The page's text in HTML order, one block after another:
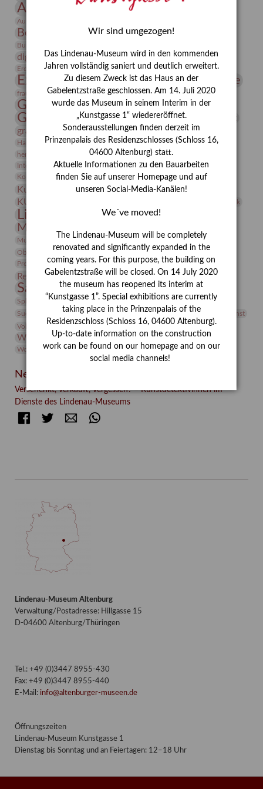
Ausstellung
Ausstellung "Berliner Blätter"
Ausstellung „Vier Winde“
Bernhard August von Lindenau
Burg Posterstein
digitallabor Entartete Kunst
Enteignung
Erdmann Julius Dietrich
Erlebnisportal estrusker Exlibris
Expressionismus Festrede Florenz Fotografie
frauen Frauen in der Antike und heute
Gerhard-Altenbourg-Preis
Gerhard Altenbourg
Gerhard Kurt Müller
grafische sammlung griechische Mythologie
Hanns-Conon von der Gabelentz Heinrich Kirchhoff Heldinnen
herman de vries Humboldt
Insekten
Integriertes Schädlingsmanagement
Italien Jahresempfang
Jubiläum
Kolosseum
Kooperationsausstellung Korkmodelle Kunst
Kunstmuseum Kunstvermittlung Kunst von Kühl
KUNSTWAND Lehmbruck
Lindenau-Museum Marstall
Museumsgeschichte
Museumspädagogik Mäzen Napoleon Natur
Neue Remise
Objekt im Fokus
Paul Klee Peter Schnürpel Phelloplastik
Pohlhof
Provenienz
Provenienzforschung
Restaurierung Restitution Rudi Lesser Ruth Wolf-Rehfeld
Sammlung Samstagszeichner Skulptur
Sonderausstellung
Sphinx
studio Studio Bildende Kunst
studioDIGITAL
Suermondt-Ludwig-Museum
Vermittlung Video
Videokunst
Volontariat
Walter Rheiner Weihnachten Werefkin
Werkbetrachtung Winter Wissenschaft
Wolf and Dog
Wolf und Hund
Zirkuswoche
Neueste Beiträge
Verschenkt, verkauft, vergessen? – Kunstdetektivinnen im
Dienste des Lindenau-Museums
FacebookTwitter E-mail
Lindenau-Museum Altenburg
Verwaltung/Postadresse: Hillgasse 15
D-04600 Altenburg/Thüringen
Tel.: +49 (0)3447 8955-430
Fax: +49 (0)3447 8955-440
E-Mail: info@altenburger-museen.de
Öffnungszeiten
Lindenau-Museum Kunstgasse 1
Dienstag bis Sonntag und an Feiertagen: 12–18 Uhr
Wir sind umgezogen!
Das Lindenau-Museum wird in den kommenden
Jahren vollständig saniert und deutlich erweitert.
Zu diesem Zweck ist das Haus an der
Gabelentzstraße geschlossen. Am 14. Juli 2020
wurde das Museum in seinem Interim in der
„Kunstgasse 1“ wiedereröffnet.
Sonderausstellungen finden derzeit im
Prinzenpalais des Residenzschlosses (Schloss 16,
04600 Altenburg) statt.
Aktuelle Informationen zu den Bauarbeiten
finden Sie auf unserer Homepage und auf
unseren Social-Media-Kanälen!
We´ve moved!
The Lindenau-Museum will be completely
renovated and significantly expanded in the
coming years. For this purpose, the building on
Gabelentzstraße will be closed. On 14 July 2020
the museum has reopened its interim at
“Kunstgasse 1”. Special exhibitions are currently
taking place in the Prinzenpalais of the
Residenzschloss (Schloss 16, 04600 Altenburg).
Up-to-date information on the construction
work can be found on our homepage and on our
social media channels!